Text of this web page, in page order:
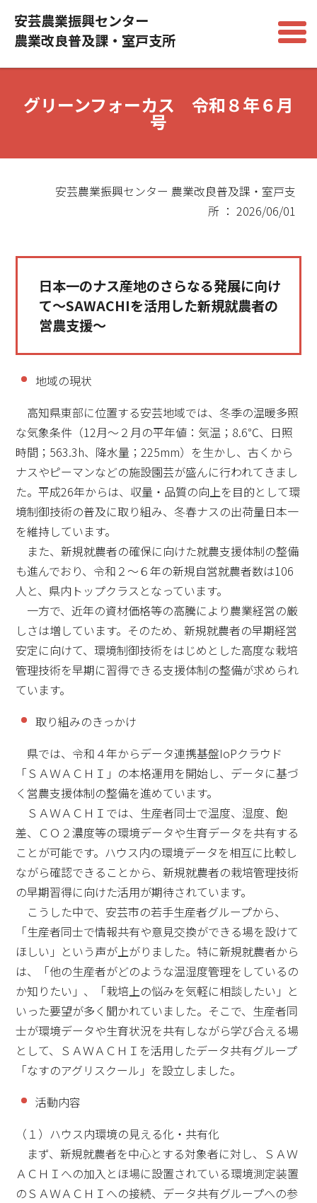
安芸農業振興センター
農業改良普及課・室戸支所
グリーンフォーカス 令和８年６月
号
安芸農業振興センター 農業改良普及課・室戸支
所 ： 2026/06/01
日本一のナス産地のさらなる発展に向け
て～SAWACHIを活用した新規就農者の
営農支援～
地域の現状
高知県東部に位置する安芸地域では、冬季の温暖多照
な気象条件（12月～２月の平年値：気温；8.6℃、日照
時間；563.3h、降水量；225mm）を生かし、古くから
ナスやピーマンなどの施設園芸が盛んに行われてきまし
た。平成26年からは、収量・品質の向上を目的として環
境制御技術の普及に取り組み、冬春ナスの出荷量日本一
を維持しています。
また、新規就農者の確保に向けた就農支援体制の整備
も進んでおり、令和２～６年の新規自営就農者数は106
人と、県内トップクラスとなっています。
一方で、近年の資材価格等の高騰により農業経営の厳
しさは増しています。そのため、新規就農者の早期経営
安定に向けて、環境制御技術をはじめとした高度な栽培
管理技術を早期に習得できる支援体制の整備が求められ
ています。
取り組みのきっかけ
県では、令和４年からデータ連携基盤IoPクラウド
「ＳＡＷＡＣＨＩ」の本格運用を開始し、データに基づ
く営農支援体制の整備を進めています。
ＳＡＷＡＣＨＩでは、生産者同士で温度、湿度、飽
差、ＣＯ２濃度等の環境データや生育データを共有する
ことが可能です。ハウス内の環境データを相互に比較し
ながら確認できることから、新規就農者の栽培管理技術
の早期習得に向けた活用が期待されています。
こうした中で、安芸市の若手生産者グループから、
「生産者同士で情報共有や意見交換ができる場を設けて
ほしい」という声が上がりました。特に新規就農者から
は、「他の生産者がどのような温湿度管理をしているの
か知りたい」、「栽培上の悩みを気軽に相談したい」と
いった要望が多く聞かれていました。そこで、生産者同
士が環境データや生育状況を共有しながら学び合える場
として、ＳＡＷＡＣＨＩを活用したデータ共有グループ
「なすのアグリスクール」を設立しました。
活動内容
（１）ハウス内環境の見える化・共有化
まず、新規就農者を中心とする対象者に対し、ＳＡＷ
ＡＣＨＩへの加入とほ場に設置されている環境測定装置
のＳＡＷＡＣＨＩへの接続、データ共有グループへの参